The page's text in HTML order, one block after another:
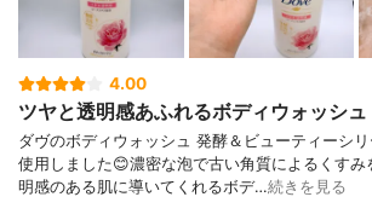
4.00
ツヤと透明感あふれるボディウォッシュ
ダヴのボディウォッシュ 発酵＆ビューティーシ
使用しました😊濃密な泡で古い角質によるくすみ
明感のある肌に導いてくれるボデ…続きを見る